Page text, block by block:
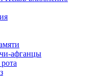
афганцы